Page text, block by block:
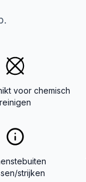
voor chemisch
reinigen
strijken